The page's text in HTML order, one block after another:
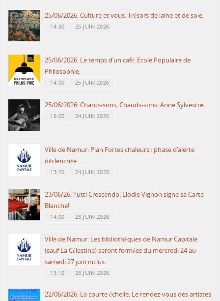
25/06/2026: Culture et vous: Trésors de laine et de soie.
14:30 25 JUIN 2026
25/06/2026: Le temps d’un café: Ecole Populaire de
Philosophie.
14:00 25 JUIN 2026
25/06/2026: Chants-sons, Chauds-sons: Anne Sylvestre.
16:00 24 JUIN 2026
Ville de Namur: Plan Fortes chaleurs : phase d’alerte
déclenchée.
13:20 24 JUIN 2026
23/06/26: Tutti Crescendo: Elodie Vignon signe sa Carte
Blanche!
14:00 23 JUIN 2026
Ville de Namur: Les bibliothèques de Namur Capitale
(sauf La Célestine) seront fermées du mercredi 24 au
samedi 27 juin inclus.
13:10 23 JUIN 2026
22/06/2026: La courte échelle: Le rendez-vous des artistes